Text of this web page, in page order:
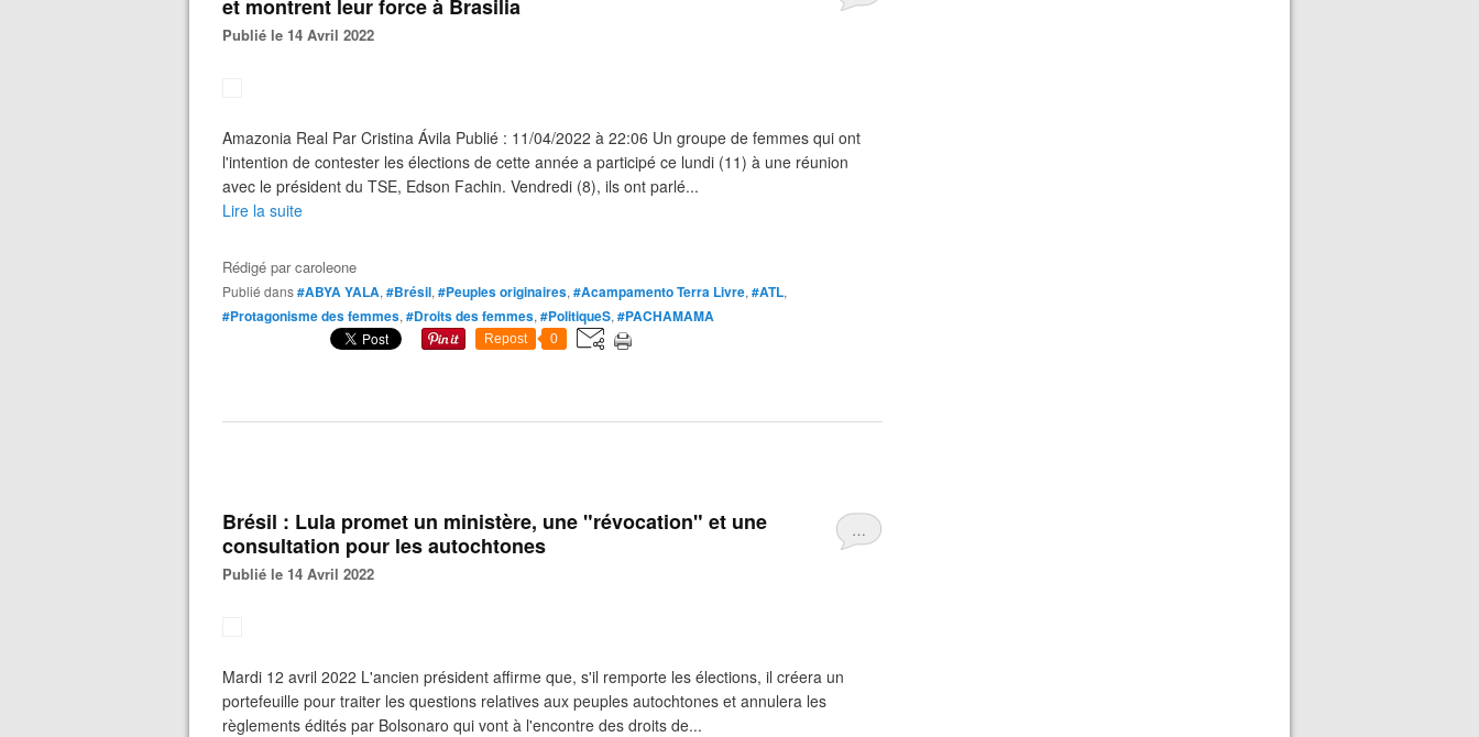
et montrent leur force à Brasilia
Publié le 14 Avril 2022
Amazonia Real Par Cristina Ávila Publié : 11/04/2022 à 22:06 Un groupe de femmes qui ont
l'intention de contester les élections de cette année a participé ce lundi (11) à une réunion
avec le président du TSE, Edson Fachin. Vendredi (8), ils ont parlé...
Lire la suite
Rédigé parcaroleone
Publié dans#ABYA YALA, #Brésil, #Peuples originaires, #Acampamento Terra Livre, #ATL,
#Protagonisme des femmes, #Droits des femmes, #PolitiqueS, #PACHAMAMA
Repost 0
…
Brésil : Lula promet un ministère, une "révocation" et une
consultation pour les autochtones
Publié le 14 Avril 2022
Mardi 12 avril 2022 L'ancien président affirme que, s'il remporte les élections, il créera un
portefeuille pour traiter les questions relatives aux peuples autochtones et annulera les
règlements édités par Bolsonaro qui vont à l'encontre des droits de...